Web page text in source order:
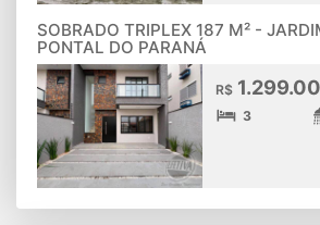
SOBRADO TRIPLEX 187 M² -
PONTAL DO PARANÁ
R$
3